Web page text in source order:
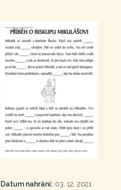
Datum nahrání: 03. 12. 2021